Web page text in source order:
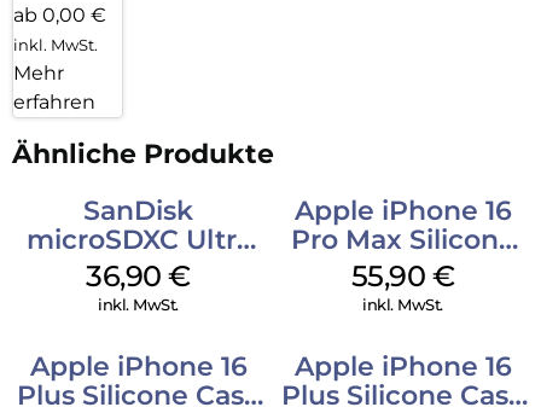
ab 0,00 €
inkl. MwSt.
Mehr
erfahren
Ähnliche Produkte
SanDisk
microSDXC Ultra
128 GB + Adapter
Mobile
36,90€
inkl. MwSt.
Apple iPhone 16
Pro Max Silicone
Case MagSafe
Stone Gray
55,90 €
inkl. MwSt.
Apple iPhone 16
Plus Silicone Case
Apple iPhone 16
Plus Silicone Case